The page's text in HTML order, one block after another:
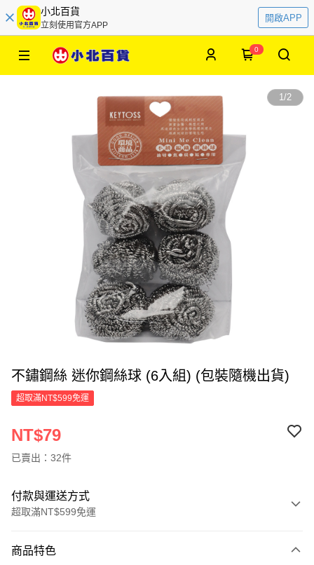
小北百貨
立刻使用官方APP
開啟APP
0
1/2
不鏽鋼絲 迷你鋼絲球 (6入組) (包裝隨機出貨)
超取滿NT$599免運
NT$79
已賣出：32件
付款與運送方式
超取滿NT$599免運
信用卡一次付款
商品特色